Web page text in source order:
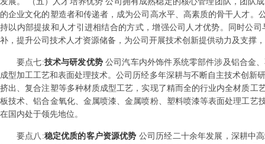
的企业文化的塑造者和传递者，成为公司高水平、高素质的骨干人才
持以内部提拔和人才引进相结合的方式，增强公司人才优势。同时公
补，提升公司技术人才资源储备，为公司开展技术创新提供动力及支撑
要点七:技术与研发优势公司汽车内外饰件系统零部件涉及铝合金
成型加工工艺和表面处理技术。公司历经多年深耕与不断自主技术创
挤出、复合注塑等多种材质成型工艺，实现了精而全的行业内全材质
板技术、铝合金氧化、金属喷漆、金属喷粉、塑料喷漆等表面处理工
在国内处于领先地位。
要点 八 :稳定优质的客户资源优势 公司历经二十余年发展，深耕中